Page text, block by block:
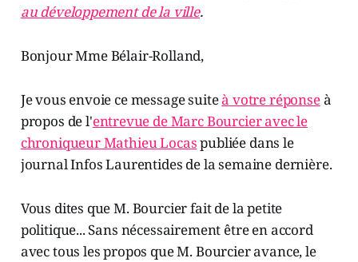
au développement de la ville.
Bonjour Mme Bélair-Rolland,
Je vous envoie ce message suiteà votre réponseà
propos de l'entrevue de Marc Bourcier avec le
chroniqueur Mathieu Locaspubliée dans le
journal Infos Laurentides de la semaine dernière.
Vous dites que M. Bourcier fait de la petite
politique... Sans nécessairement être en accord
avec tous les propos que M. Bourcier avance, le